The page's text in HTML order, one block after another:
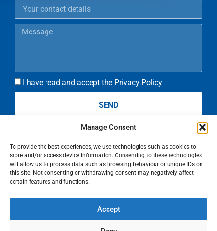
Manage Consent
To provide the best experiences, we use technologies such as cookies to
store and/or access device information. Consenting to these technologies
will allow us to process data such as browsing behaviour or unique IDs on
this site. Not consenting or withdrawing consent may negatively affect
certain features and functions.
Accept
I have read and accept the Privacy Policy
SEND
info@digitalbuilt.pt
Cookies (UE)
Legal notices